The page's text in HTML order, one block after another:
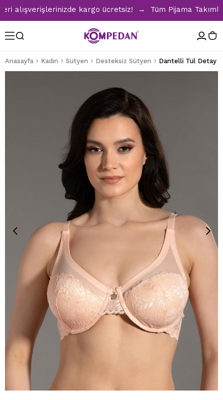
kargo ücretsiz! → Tüm Pijama
Anasayfa Kadın Sütyen Desteksiz Sütyen Dantelli Tül Detay